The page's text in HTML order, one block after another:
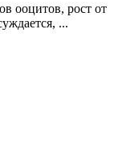
ооцитов, рост от
...